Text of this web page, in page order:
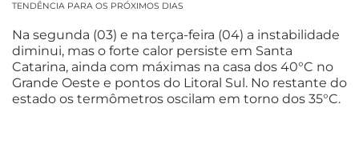
TENDÊNCIA PARA OS PRÓXIMOS DIAS
Na segunda (03) e na terça-feira (04) a instabilidade
diminui, mas o forte calor persiste em Santa
Catarina, ainda com máximas na casa dos 40°C no
Grande Oeste e pontos do Litoral Sul. No restante do
estado os termômetros oscilam em torno dos 35°C.